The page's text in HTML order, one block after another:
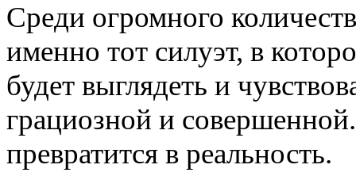
Среди огромного
именно тот силуэт, в
будет выглядеть и
грациозной и
превратится в реальность.